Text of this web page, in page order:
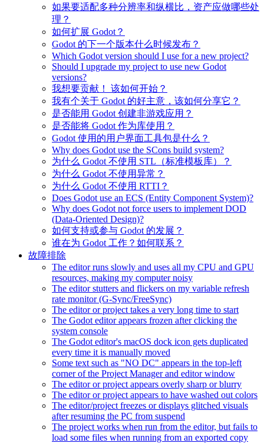
如果要适配多种分辨率和纵横比，资产应做哪些处
理？
如何扩展 Godot？
Godot 的下一个版本什么时候发布？
Which Godot version should I use for a new project?
Should I upgrade my project to use new Godot
versions?
我想要贡献！ 该如何开始？
我有个关于 Godot 的好主意，该如何分享它？
是否能用 Godot 创建非游戏应用？
是否能将 Godot 作为库使用？
Godot 使用的用户界面工具包是什么？
Why does Godot use the SCons build system?
为什么 Godot 不使用 STL（标准模板库）？
为什么 Godot 不使用异常？
为什么 Godot 不使用 RTTI？
Does Godot use an ECS (Entity Component System)?
Why does Godot not force users to implement DOD
(Data-Oriented Design)?
如何支持或参与 Godot 的发展？
谁在为 Godot 工作？如何联系？
故障排除
The editor runs slowly and uses all my CPU and GPU
resources, making my computer noisy
The editor stutters and flickers on my variable refresh
rate monitor (G-Sync/FreeSync)
The editor or project takes a very long time to start
The Godot editor appears frozen after clicking the
system console
The Godot editor's macOS dock icon gets duplicated
every time it is manually moved
Some text such as "NO DC" appears in the top-left
corner of the Project Manager and editor window
The editor or project appears overly sharp or blurry
The editor or project appears to have washed out colors
The editor/project freezes or displays glitched visuals
after resuming the PC from suspend
The project works when run from the editor, but fails to
load some files when running from an exported copy